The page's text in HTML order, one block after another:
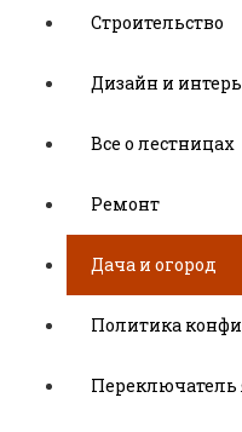
Строительство
Дизайн и
Все о лестницах
Ремонт
Дача и огород
Политика
Переключатель